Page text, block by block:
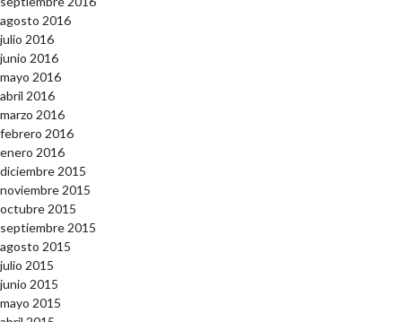
agosto 2016
julio 2016
junio 2016
mayo 2016
abril 2016
marzo 2016
febrero 2016
enero 2016
diciembre 2015
noviembre 2015
octubre 2015
septiembre 2015
agosto 2015
julio 2015
junio 2015
mayo 2015